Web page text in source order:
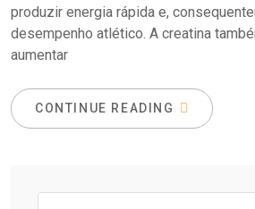
produzir energia rápida e,
desempenho atlético. A creatina
aumentar
CONTINUE READING